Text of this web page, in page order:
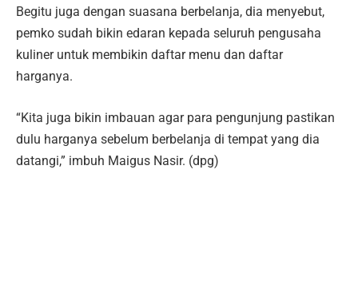
Begitu juga dengan suasana berbelanja, dia menyebut,
pemko sudah bikin edaran kepada seluruh pengusaha
kuliner untuk membikin daftar menu dan daftar
harganya.
“Kita juga bikin imbauan agar para pengunjung pastikan
dulu harganya sebelum berbelanja di tempat yang dia
datangi,” imbuh Maigus Nasir. (dpg)